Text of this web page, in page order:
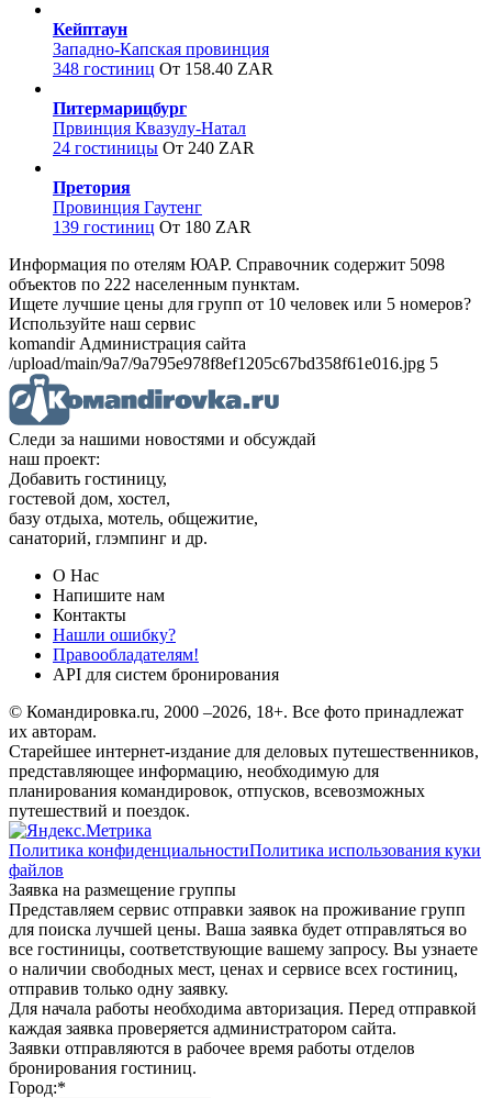
Кейптаун
Западно-Капская провинция
348 гостиниц От 158.40 ZAR
Питермарицбург
Првинция Квазулу-Натал
24 гостиницы От 240 ZAR
Претория
Провинция Гаутенг
139 гостиниц От 180 ZAR
Информация по отелям ЮАР. Справочник содержит 5098
объектов по 222 населенным пунктам.
Ищете лучшие цены для групп от 10 человек или 5 номеров?
Используйте наш сервис
komandir Администрация сайта
/upload/main/9a7/9a795e978f8ef1205c67bd358f61e016.jpg 5
Следи за нашими новостями и обсуждай
наш проект:
Добавить гостиницу,
гостевой дом, хостел,
базу отдыха, мотель, общежитие,
санаторий, глэмпинг и др.
О Нас
Напишите нам
Контакты
Нашли ошибку?
Правообладателям!
API для систем бронирования
© Командировка.ru, 2000 –2026, 18+. Все фото принадлежат
их авторам.
Старейшее интернет-издание для деловых путешественников,
представляющее информацию, необходимую для
планирования командировок, отпусков, всевозможных
путешествий и поездок.
Политика конфиденциальностиПолитика использования куки
файлов
Заявка на размещение группы
Представляем сервис отправки заявок на проживание групп
для поиска лучшей цены. Ваша заявка будет отправляться во
все гостиницы, соответствующие вашему запросу. Вы узнаете
о наличии свободных мест, ценах и сервисе всех гостиниц,
отправив только одну заявку.
Для начала работы необходима авторизация. Перед отправкой
каждая заявка проверяется администратором сайта.
Заявки отправляются в рабочее время работы отделов
бронирования гостиниц.
Город:*